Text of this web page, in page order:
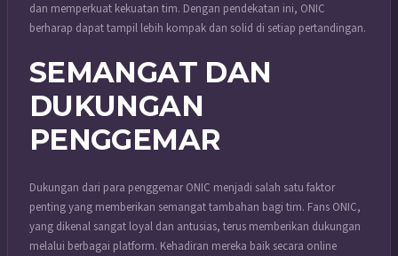
dan memperkuat kekuatan tim. Dengan pendekatan ini, ONIC
berharap dapat tampil lebih kompak dan solid di setiap pertandingan.
SEMANGAT DAN
DUKUNGAN
PENGGEMAR
Dukungan dari para penggemar ONIC menjadi salah satu faktor
penting yang memberikan semangat tambahan bagi tim. Fans ONIC,
yang dikenal sangat loyal dan antusias, terus memberikan dukungan
melalui berbagai platform. Kehadiran mereka baik secara online